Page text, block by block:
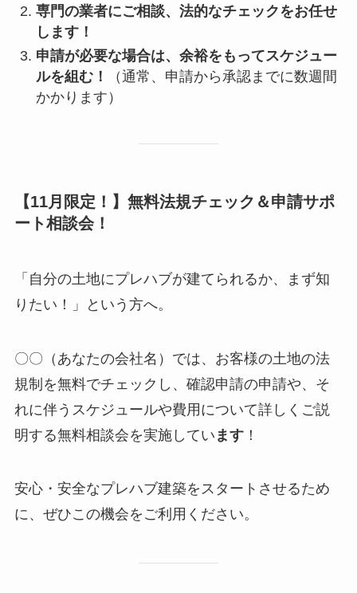
専門の業者にご相談、法的なチェックをお任せ
します！
申請が必要な場合は、余裕をもってスケジュー
ルを組む！
（通常、申請から承認までに数週間
かかります）
【11月限定！】無料法規チェック＆申請サポ
ート相談会！
「自分の土地にプレハブが建てられるか、まず知
りたい！」という方へ。
〇〇（あなたの会社名）では、お客様の土地の法
規制を無料でチェックし、確認申請の申請や、そ
れに伴うスケジュールや費用について詳しくご説
明する無料相談会を実施してい ます！
安心・安全なプレハブ建築をスタートさせるため
に、ぜひこの機会をご利用ください。